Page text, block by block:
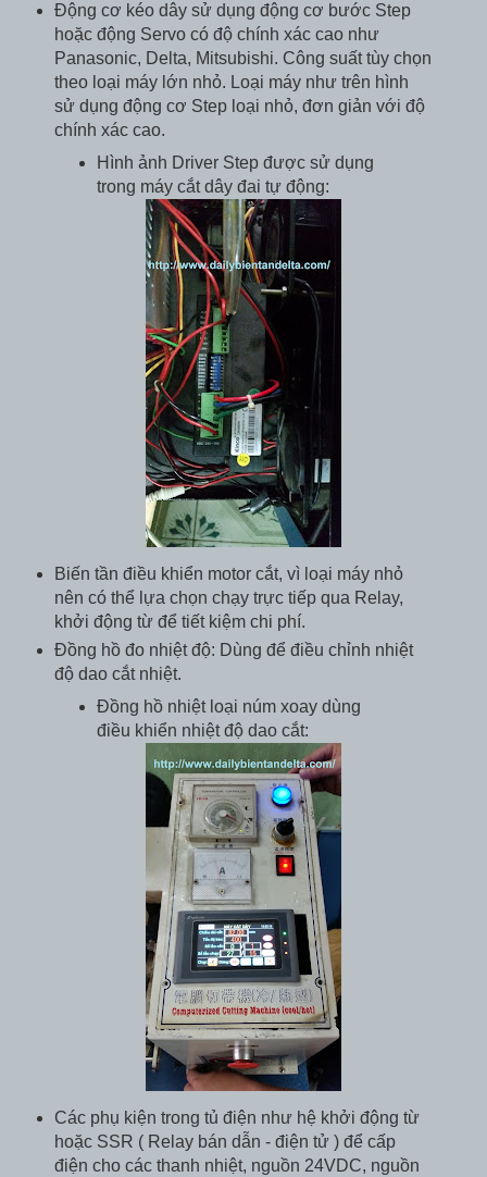
Động cơ kéo dây sử dụng động cơ bước Step
hoặc động Servo có độ chính xác cao như
Panasonic, Delta, Mitsubishi. Công suất tùy chọn
theo loại máy lớn nhỏ. Loại máy như trên hình
sử dụng động cơ Step loại nhỏ, đơn giản với độ
chính xác cao.
Hình ảnh Driver Step được sử dụng
trong máy cắt dây đai tự động:
Biến tần điều khiển motor cắt, vì loại máy nhỏ
nên có thể lựa chọn chạy trực tiếp qua Relay,
khởi động từ để tiết kiệm chi phí.
Đồng hồ đo nhiệt độ: Dùng để điều chỉnh nhiệt
độ dao cắt nhiệt.
Đồng hồ nhiệt loại núm xoay dùng
điều khiển nhiệt độ dao cắt:
Các phụ kiện trong tủ điện như hệ khởi động từ
hoặc SSR ( Relay bán dẫn - điện tử ) để cấp
điện cho các thanh nhiệt, nguồn 24VDC, nguồn